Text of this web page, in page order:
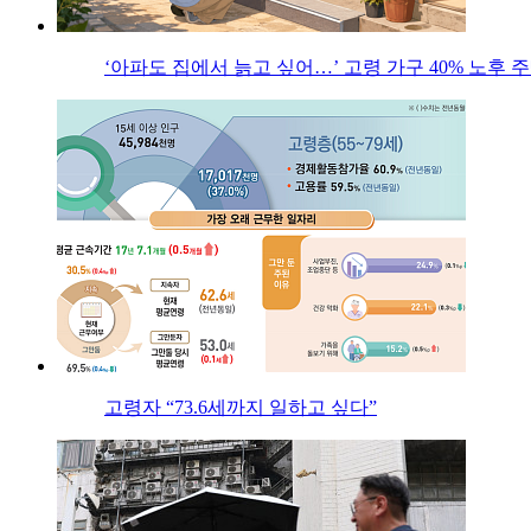
‘아파도 집에서 늙고 싶어…’ 고령 가구 40% 노후
고령자 “73.6세까지 일하고 싶다”